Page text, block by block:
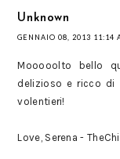
Unknown
GENNAIO 08, 2013 11:14
Mooooolto bello
delizioso e ricco di
volentieri!
Love, Serena -